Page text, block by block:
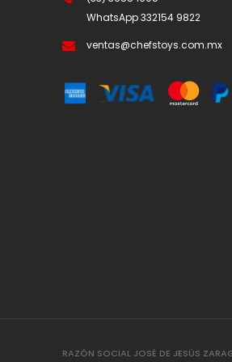
WhatsApp332154 9822
ventas@chefstoys.com.mx
RAZÓN SOCIAL JOSÉ DE JESÚS